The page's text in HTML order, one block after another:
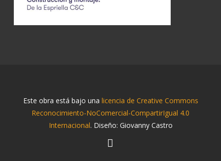
Este obra está bajo una licencia de Creative Commons
Reconocimiento-NoComercial-CompartirIgual 4.0
Internacional. Diseño: Giovanny Castro